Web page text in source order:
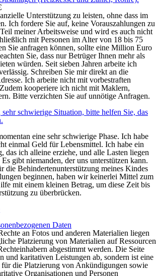
Unterstützung zu leisten, ohne dass im
Ich fordere Sie auf, keine Vorauszahlungen zu
meiner Arbeitsweise und wird es auch nicht
mit Personen im Alter von 18 bis 75
Sie anfragen können, sollte eine Million Euro
Sie, dass nur Betrüger Ihnen mehr als
würden. Seit sieben Jahren arbeite ich
Schreiben Sie mir direkt an die
Ich arbeite nicht mit vorbestraften
kooperiere ich nicht mit Maklern,
Bitte verzichten Sie auf unnötige Anfragen.
sehr schwierige Situation, bitte helfen Sie, das
eine sehr schwierige Phase. Ich habe
einmal Geld für Lebensmittel. Ich habe ein
das ich alleine erziehe, und alle Lasten liegen
gibt niemanden, der uns unterstützen kann.
die Behindertenunterstützung meines Kindes
beginnen, haben wir keinerlei Mittel zum
mit einem kleinen Betrag, um diese Zeit bis
zu überbrücken.
Daten
an Fotos und anderen Materialien liegen
Platzierung von Materialien auf Ressourcen
abgestimmt werden. Die Seite
und karitativen Leistungen ab, sondern ist eine
die Platzierung von Ankündigungen sowie
Organisationen und Personen